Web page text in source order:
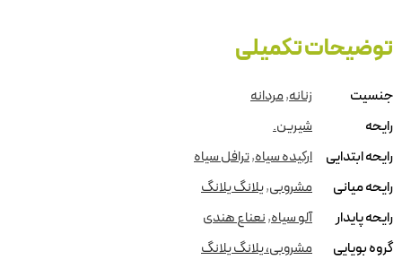
توضیحات تکمیلی
جنسیت زنانه,مردانه
رایحه
شیرین.
رایحه ابتدایی
ارکیده سیاه,ترافل سیاه
رایحه میانی
مشروبی,یلانگ یلانگ
رایحه پایدار
آلو سیاه,نعناع هندی
گروه بویایی
مشروبی، یلانگ یلانگ